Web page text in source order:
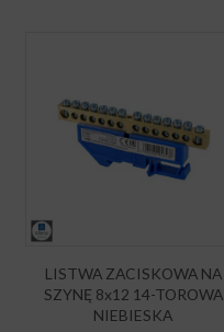
LISTWA ZACISKOWA NA
SZYNĘ 8x12 14-TOROWA
NIEBIESKA